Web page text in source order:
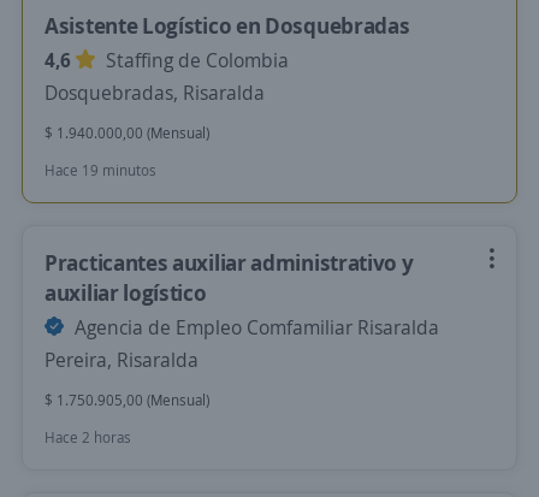
Asistente Logístico en Dosquebradas
4,6
Staffing de Colombia
Dosquebradas, Risaralda
$ 1.940.000,00 (Mensual)
Hace 19 minutos
Practicantes auxiliar administrativo y
auxiliar logístico
Agencia de Empleo Comfamiliar Risaralda
Pereira, Risaralda
$ 1.750.905,00 (Mensual)
Hace 2 horas